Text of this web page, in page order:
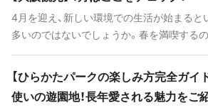
4月を迎え、新しい環境での生活が始まると
多いのではないでしょうか。春を満喫する
ーツ、気分が上がる雑貨ショップをご紹介し
【ひらかたパークの楽しみ方完全ガイ
使いの遊園地！長年愛される魅力をご